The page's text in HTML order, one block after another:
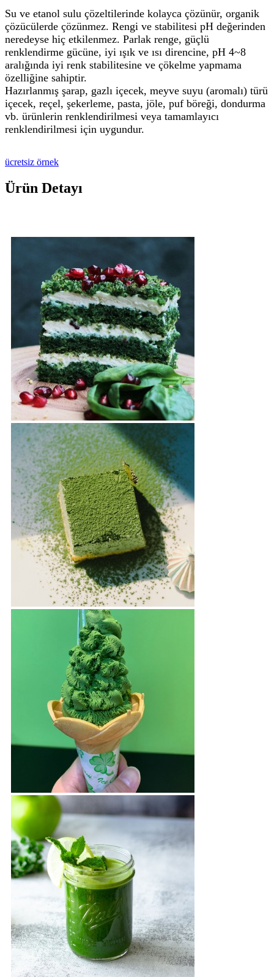
Su ve etanol sulu çözeltilerinde kolayca çözünür, organik
çözücülerde çözünmez. Rengi ve stabilitesi pH değerinden
neredeyse hiç etkilenmez. Parlak renge, güçlü
renklendirme gücüne, iyi ışık ve ısı direncine, pH 4~8
aralığında iyi renk stabilitesine ve çökelme yapmama
özelliğine sahiptir.
Hazırlanmış şarap, gazlı içecek, meyve suyu (aromalı) türü
içecek, reçel, şekerleme, pasta, jöle, puf böreği, dondurma
vb. ürünlerin renklendirilmesi veya tamamlayıcı
renklendirilmesi için uygundur.
ücretsiz örnek
Ürün Detayı